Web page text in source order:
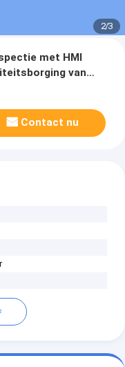
2/3
met HMI
van
Contact nu